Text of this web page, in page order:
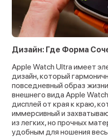
Дизайн: Где Форма
Apple Watch Ultra имеет
дизайн, который
повседневный образ
внешнего вида Apple
дисплей от края к краю,
иммерсивный и
из легких, но прочных
удобным для ношения